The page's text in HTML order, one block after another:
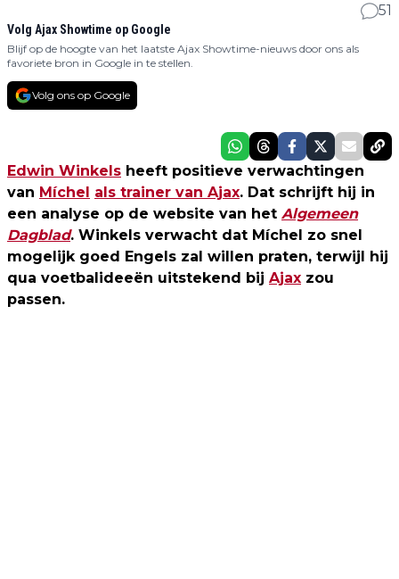
51
Volg Ajax Showtime op Google
Blijf op de hoogte van het laatste Ajax Showtime-nieuws door ons als
favoriete bron in Google in te stellen.
Volg ons op Google
Edwin Winkels heeft positieve verwachtingen
van Míchel als trainer van Ajax. Dat schrijft hij in
een analyse op de website van het Algemeen
Dagblad. Winkels verwacht dat Míchel zo snel
mogelijk goed Engels zal willen praten, terwijl hij
qua voetbalideeën uitstekend bij Ajax zou
passen.